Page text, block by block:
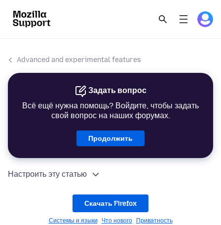
Advanced and experimental features
Задать вопрос
Всё ещё нужна помощь? Войдите, чтобы задать
свой вопрос на наших форумах.
Продолжить
Настроить эту статью
Скачать Firefox
Системы и языки Что нового Приватность